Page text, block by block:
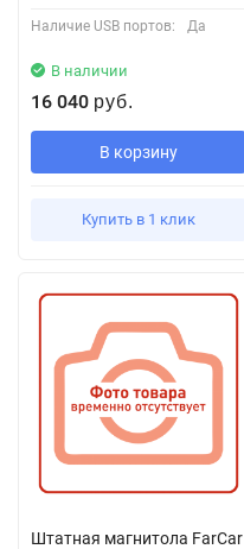
Наличие USB портов: Да
В наличии
16 040 руб.
В корзину
Купить в 1 клик
Штатная магнитола FarCar